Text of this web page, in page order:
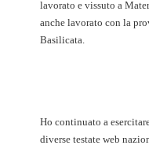
lavorato e vissuto a
anche lavorato con la
Basilicata.
Ho continuato a
diverse testate web